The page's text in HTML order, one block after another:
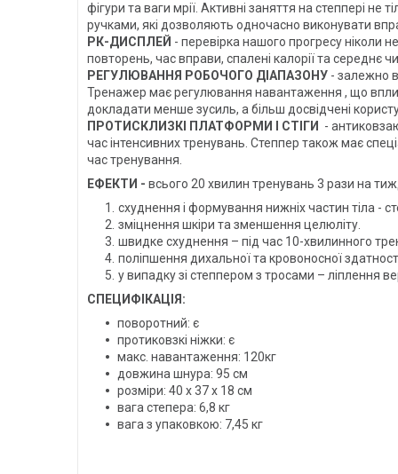
фігури та ваги мрії. Активні заняття на степпері
ручками, які дозволяють одночасно виконувати
РК-ДИСПЛЕЙ - перевірка нашого прогресу ніколи
повторень, час вправи, спалені калорії та середнє
РЕГУЛЮВАННЯ РОБОЧОГО ДІАПАЗОНУ - залежно
Тренажер має регулювання навантаження , що
докладати менше зусиль, а більш досвідчені
ПРОТИСКЛИЗКІ ПЛАТФОРМИ І СТІГИ
-
час інтенсивних тренувань. Степпер також має
час тренування.
ЕФЕКТИ - всього 20 хвилин тренувань 3 рази на
схуднення і формування нижніх частин тіла -
зміцнення шкіри та зменшення целюліту.
швидке схуднення – під час 10-хвилинного
поліпшення дихальної та кровоносної
у випадку зі степпером з тросами – ліплення
СПЕЦИФІКАЦІЯ:
поворотний: є
протиковзкі ніжки: є
макс. навантаження: 120кг
довжина шнура: 95 см
розміри: 40 х 37 х 18 см
вага степера: 6,8 кг
вага з упаковкою: 7,45 кг